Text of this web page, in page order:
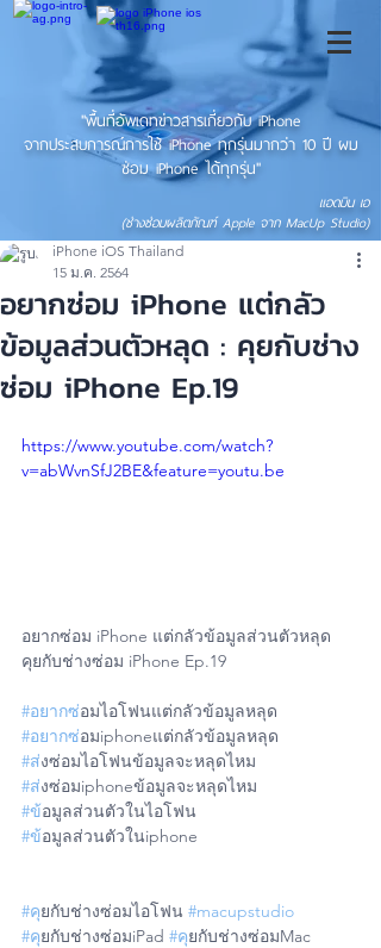
"พื้นที่อัพเดทข่าวสารเกี่ยวกับ iPhone
จากประสบการณ์การใช้ iPhone ทุกรุ่นมากว่า 10 ปี ผม
ซ่อม iPhone ได้ทุกรุ่น"
แอดมิน เอ
(ช่างซ่อมผลิตภัณฑ์ Apple จาก MacUp Studio)
อยากซ่อม iPhone แต่กลัว
ข้อมูลส่วนตัวหลุด : คุยกับช่าง
ซ่อม iPhone Ep.19
iPhone iOS Thailand
15 ม.ค. 2564
https://www.youtube.com/watch?
v=abWvnSfJ2BE&feature=youtu.be
อยากซ่อม iPhone แต่กลัวข้อมูลส่วนตัวหลุด
คุยกับช่างซ่อม iPhone Ep.19
#อยากซ่อมไอโฟนแต่กลัวข้อมูลหลุด
#อยากซ่อมiphoneแต่กลัวข้อมูลหลุด
#ส่งซ่อมไอโฟนข้อมูลจะหลุดไหม
#ส่งซ่อมiphoneข้อมูลจะหลุดไหม
#ข้อมูลส่วนตัวในไอโฟน
#ข้อมูลส่วนตัวในiphone
#คุยกับช่างซ่อมไอโฟน #macupstudio
#คุยกับช่างซ่อมiPad #คุยกับช่างซ่อมMac